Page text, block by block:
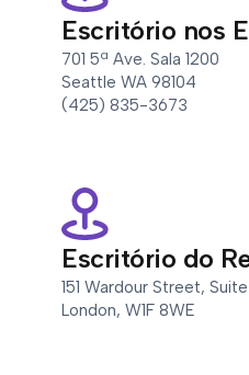
Escritório nos
701 5ª Ave. Sala 1200
Seattle WA 98104
(425) 835-3673
Escritório do
151 Wardour Street,
London, W1F 8WE